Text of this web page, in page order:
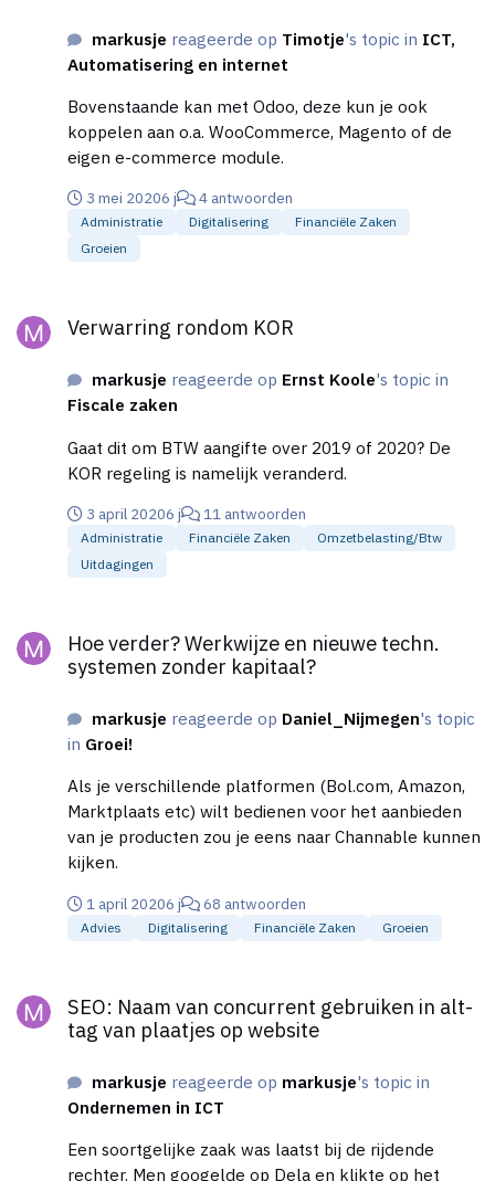
markusje reageerde op Timotje's topic in ICT,
Automatisering en internet
Bovenstaande kan met Odoo, deze kun je ook
koppelen aan o.a. WooCommerce, Magento of de
eigen e-commerce module.
3 mei 20206 j 4 antwoorden
Administratie Digitalisering
Financiële Zaken
Groeien
Verwarring rondom KOR
markusje reageerde op Ernst Koole's topic in
Fiscale zaken
Gaat dit om BTW aangifte over 2019 of 2020? De
KOR regeling is namelijk veranderd.
3 april 20206 j 11 antwoorden
Administratie Financiële Zaken
Omzetbelasting/btw
Uitdagingen
Hoe verder? Werkwijze en nieuwe techn.
systemen zonder kapitaal?
markusje reageerde op Daniel_Nijmegen's topic
in Groei!
Als je verschillende platformen (Bol.com, Amazon,
Marktplaats etc) wilt bedienen voor het aanbieden
van je producten zou je eens naar Channable kunnen
kijken.
1 april 20206 j 68 antwoorden
Advies Digitalisering Financiële Zaken Groeien
SEO: Naam van concurrent gebruiken in alt-
tag van plaatjes op website
markusje reageerde op markusje's topic in
Ondernemen in ICT
Een soortgelijke zaak was laatst bij de rijdende
rechter. Men googelde op Dela en klikte op het